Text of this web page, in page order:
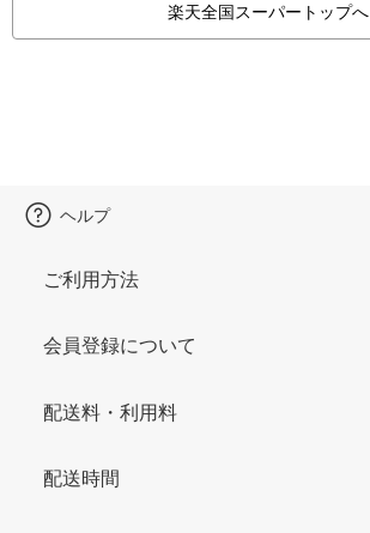
楽天全国スーパートップへ
ヘルプ
ご利用方法
会員登録について
配送料・利用料
配送時間